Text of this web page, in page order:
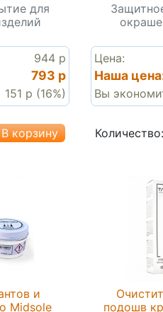
для
944 р
793 р
151 р (16%)
Цена:
Наша
Вы
Количество:
и
Midsole
подошв